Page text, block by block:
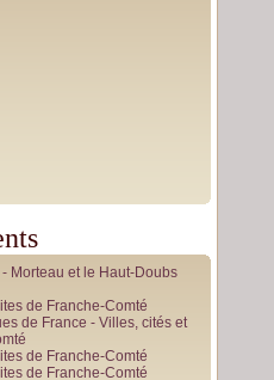
Morteau et le Haut-Doubs
de Franche-Comté
de France - Villes, cités et
de Franche-Comté
de Franche-Comté